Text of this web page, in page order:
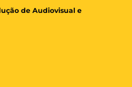
de Audiovisual e